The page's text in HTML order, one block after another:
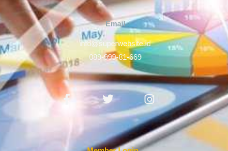
Email
info@superwebsite.id
089-999-81-669
Facebook-
f
Twitter Instagram